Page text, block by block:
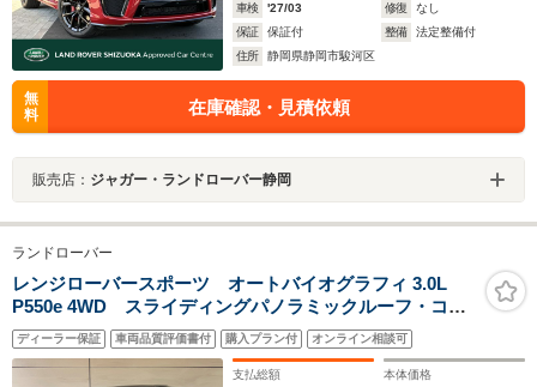
車検
'27/03 修復
なし
保証
保証付 整備
法定整備付
住所
静岡県静岡市駿河区
無
料
在庫確認・見積依頼
販売店： ジャガー・ランドローバー静岡
ランドローバー
レンジローバースポーツ オートバイオグラフィ 3.0L
P550e 4WD スライディングパノラミックルーフ・コン
フォートパック・ブレーキキャリパーレッド・23インチ
グロスブラックフィニッシュAW・ブラックエクステリア
パック・コンフィギラルブルプログラム
ディーラー保証 車両品質評価書付 購入プラン付 オンライン相談可
支払総額 本体価格